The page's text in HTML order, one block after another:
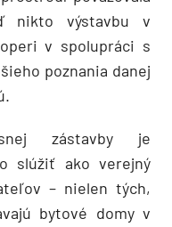
nikto výstavbu v
v spolupráci s
poznania danej
zástavby je
slúžiť ako verejný
– nielen tých,
bytové domy v